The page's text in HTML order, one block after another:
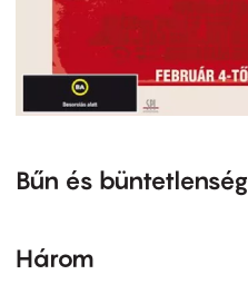
Bűn és büntetlenség
Három